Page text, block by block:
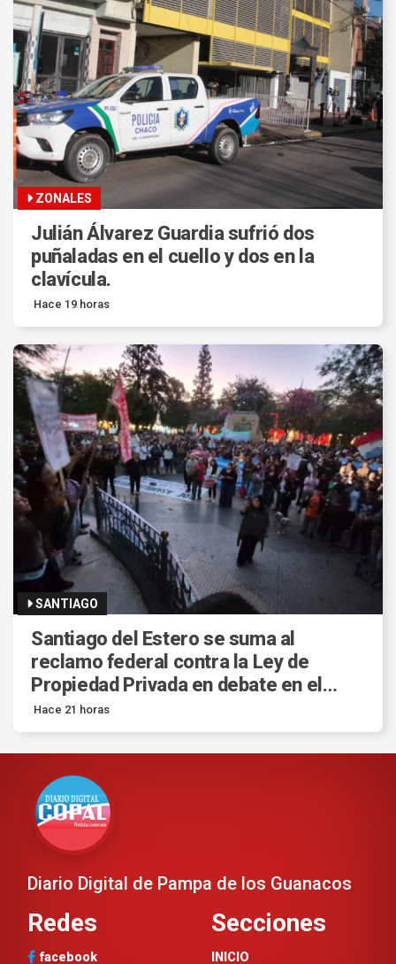
ZONALES
Julián Álvarez Guardia sufrió dos
puñaladas en el cuello y dos en la
clavícula.
Hace 19 horas
SANTIAGO
Santiago del Estero se suma al
reclamo federal contra la Ley de
Propiedad Privada en debate en el
Senado.
Hace 21 horas
Diario Digital de Pampa de los Guanacos
Redes
facebook
Secciones
INICIO